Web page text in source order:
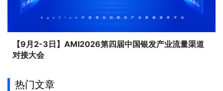
【9月2-3日】AMI2026第四届中国银发产业流量渠道
对接大会
热门文章